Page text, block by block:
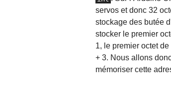
servos et donc 32
stockage des butée
stocker le premier
1, le premier octet
+ 3. Nous allons
mémoriser cette